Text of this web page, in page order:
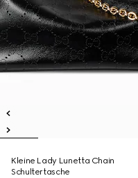
Kleine Lady Lunetta Chain
Schultertasche